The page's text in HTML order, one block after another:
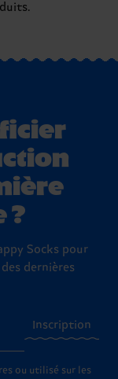
?
Socks pour
dernières
Inscription
ou utilisé sur les